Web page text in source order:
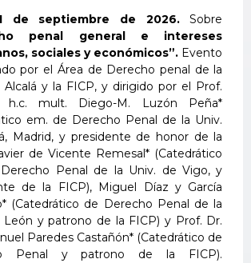
de septiembre de 2026.Sobre
penal general e intereses
sociales y económicos”. Evento
por el Área de Derecho penal de la
Alcalá y la FICP, y dirigido por el Prof.
h.c. mult. Diego-M. Luzón Peña*
em. de Derecho Penal de la Univ.
Madrid, y presidente de honor de la
de Vicente Remesal* (Catedrático
Penal de la Univ. de Vigo, y
de la FICP), Miguel Díaz y García
(Catedrático de Derecho Penal de la
León y patrono de la FICP) y Prof. Dr.
Paredes Castañón* (Catedrático de
Penal y patrono de la FICP).